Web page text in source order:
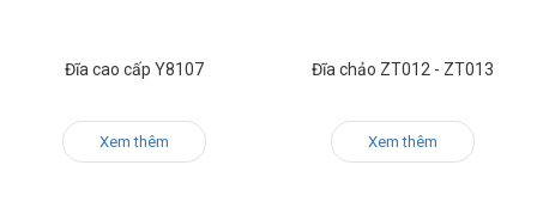
Đĩa cao cấp Y8107
Xem thêm
Đĩa chảo ZT012 - ZT013
Xem thêm